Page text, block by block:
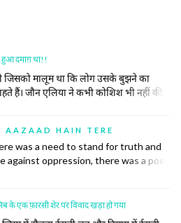
दमाग़ था!!
जिसको मालूम था कि लोग उसके बुझने का
हैं। जौन एलिया ने कभी कोशिश भी नहीं की
AAZAAD HAIN TERE
was a need to stand for truth and
against oppression, there was a poet
come easily to the poets.
के एक फ़ारसी शेर पर विवाद खड़ा हो गया